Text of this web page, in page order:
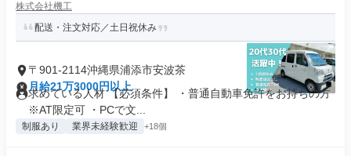
株式会社機工
配送・注文対応／土日祝休み
〒901-2114沖縄県浦添市安波茶
月給21万3000円以上
求めている人材 【必須条件】 ・普通自動車免許をお持ちの方
※AT限定可 ・PCで文...
制服あり 業界未経験歓迎 +18個